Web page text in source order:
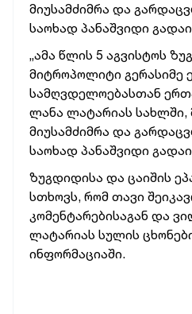
მიუსამძიმრა და
საოხად პანაშვიდი
„ამა წლის 5 აგვისტოს
მიტროპოლიტი გერასიმე
სამღვდელოებასთან
ლანა ლატარიას სახლში,
მიუსამძიმრა და
საოხად პანაშვიდი
ზუგდიდისა და ცაიშის
სთხოვს, რომ თავი
კომენტარებისაგან და
ლატარიას სულის
ინფორმაციაში.